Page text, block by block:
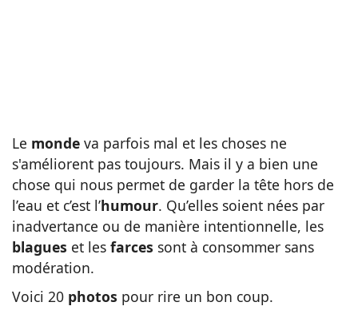
Le monde va parfois mal et les choses ne
s'améliorent pas toujours. Mais il y a bien une
chose qui nous permet de garder la tête hors de
l’eau et c’est l’humour. Qu’elles soient nées par
inadvertance ou de manière intentionnelle, les
blagues et les farces sont à consommer sans
modération.
Voici 20 photos pour rire un bon coup.